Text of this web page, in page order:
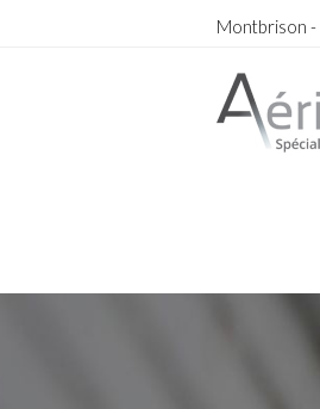
Montbrison -